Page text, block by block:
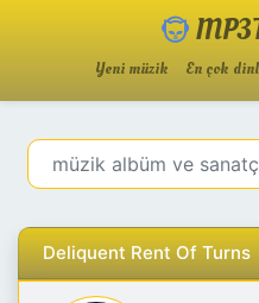
Yeni müzik En çok
Deliquent Rent Of Turns